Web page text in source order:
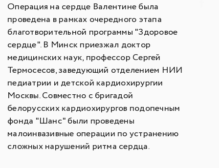
Операция на сердце Валентине была
проведена в рамках очередного этапа
благотворительной программы "Здоровое
сердце". В Минск приезжал доктор
медицинских наук, профессор Сергей
Термосесов, заведующий отделением НИИ
педиатрии и детской кардиохирургии
Москвы. Совместно с бригадой
белорусских кардиохирургов подопечным
фонда "Шанс" были проведены
малоинвазивные операции по устранению
сложных нарушений ритма сердца.